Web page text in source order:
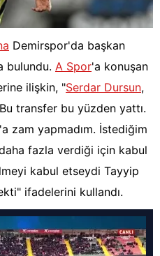
Demirspor'da başkan
bulundu. A Spor'a konuşan
ilişkin, "Serdar Dursun,
transfer bu yüzden yattı.
'a zam yapmadım. İstediğim
fazla verdiği için kabul
kabul etseydi Tayyip
ifadelerini kullandı.